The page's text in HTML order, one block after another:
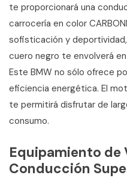
te proporcionará una
carrocería en color
sofisticación y
cuero negro te envolverá
Este BMW no sólo ofrece
eficiencia energética. El
te permitirá disfrutar de
consumo.
Equipamiento de
Conducción